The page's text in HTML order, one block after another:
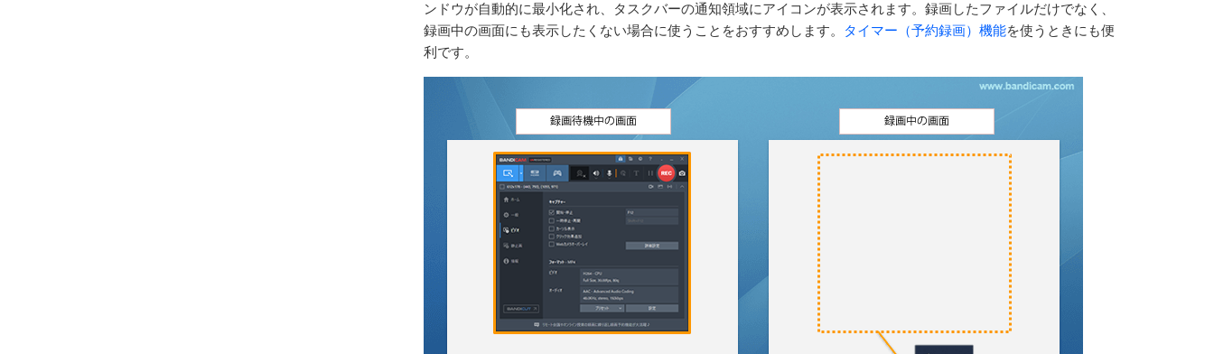
ンドウが自動的に最小化され、タスクバーの通知領域にアイコンが表示されます。録画したファイルだけでなく、
録画中の画面にも表示したくない場合に使うことをおすすめします。
タイマー（予約録画）機能を使うときにも便
利です。